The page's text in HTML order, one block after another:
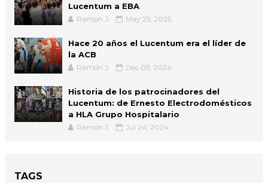
Lucentum a EBA
Ramón J. May 25, 2025
Hace 20 años el Lucentum era el líder de
la ACB
Ramón J. Dec 05, 2024
Historia de los patrocinadores del
Lucentum: de Ernesto Electrodomésticos
a HLA Grupo Hospitalario
Ramón J. Jul 24, 2024
TAGS